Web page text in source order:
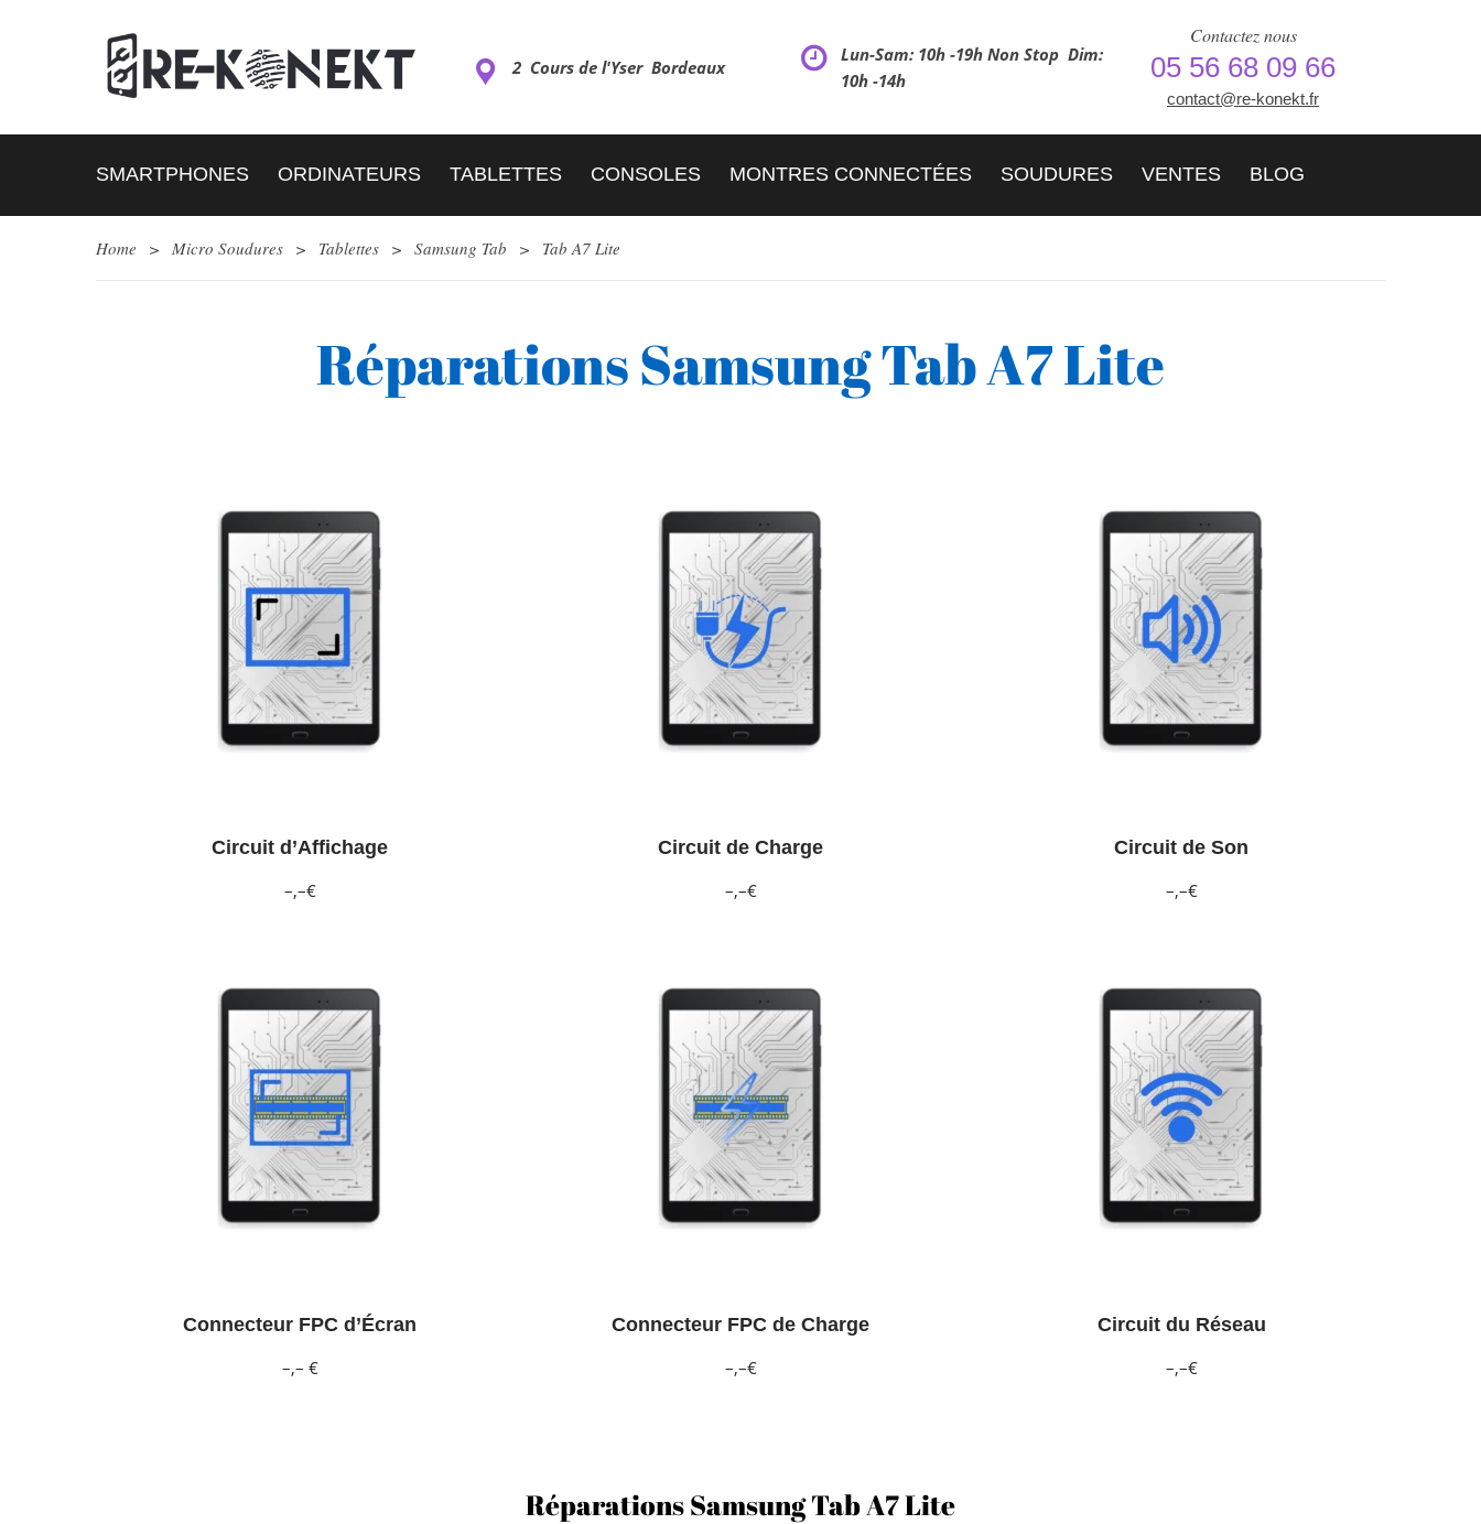
2 Cours de l'Yser Bordeaux
Lun-Sam: 10h -19h Non Stop Dim:
10h -14h
Contactez nous
05 56 68 09 66
contact@re-konekt.fr
SMARTPHONES ORDINATEURS TABLETTES CONSOLES MONTRES CONNECTÉES SOUDURES VENTES BLOG
Home > Micro Soudures > Tablettes > Samsung Tab > Tab A7 Lite
Réparations Samsung Tab A7 Lite
Circuit d’Affichage
–,–€
Circuit de Charge
–,–€
Circuit de Son
–,–€
Connecteur FPC d’Écran
–,– €
Connecteur FPC de Charge
–,–€
Circuit du Réseau
–,–€
Réparations Samsung Tab A7 Lite